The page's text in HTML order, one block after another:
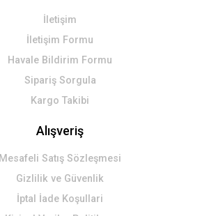
Gönder
İletişim
İletişim Formu
Havale Bildirim Formu
Sipariş Sorgula
Kargo Takibi
Alışveriş
Mesafeli Satış Sözleşmesi
Gizlilik ve Güvenlik
İptal İade Koşullari